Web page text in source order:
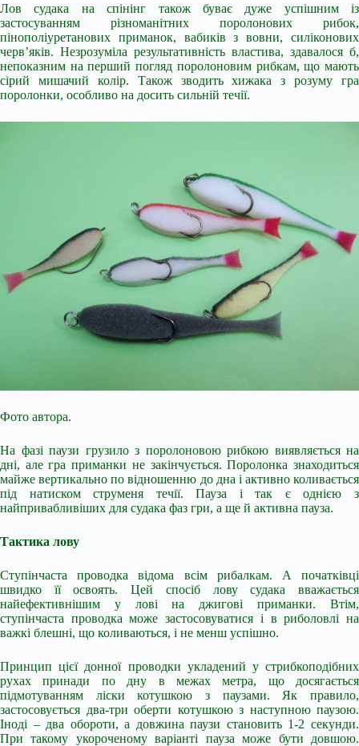
Лов судака на спінінг також буває дуже успішним із
застосуванням різноманітних поролонових рибок,
пінополіуретанових приманок, вабиків з вовни, силіконових
черв’яків. Незрозуміла результативність властива, здавалося б,
непоказним на перший погляд поролоновим рибкам, що мають
сірий мишачий колір. Також зводить хижака з розуму гра
поролонки, особливо на досить сильній течії.
Фото автора.
На фазі паузи грузило з поролоновою рибкою виявляється на
дні, але гра приманки не закінчується. Поролонка знаходиться
майже вертикально по відношенню до дна і активно коливається
під натиском струменя течії. Пауза і так є однією з
найпривабливіших для судака фаз гри, а ще й активна пауза.
Тактика лову
Ступінчаста проводка відома всім рибалкам. А початківці
швидко її освоять. Цей спосіб лову судака вважається
найефективнішим у лові на джигові приманки. Втім,
ступінчаста проводка може застосовуватися і в риболовлі на
важкі блешні, що коливаються, і не менш успішно.
Принцип цієї донної проводки укладений у стрибкоподібних
рухах принади по дну в межах метра, що досягається
підмотуванням ліски котушкою з паузами. Як правило,
застосовується два-три оберти котушкою з наступною паузою.
Іноді – два обороти, а довжина паузи становить 1-2 секунди.
При такому укороченому варіанті пауза може бути довшою.